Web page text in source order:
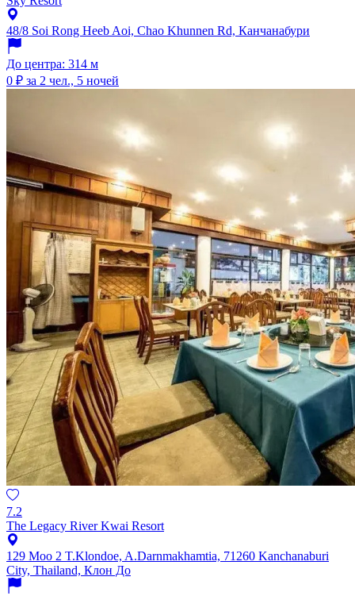
48/8 Soi Rong Heeb Aoi, Chao Khunnen Rd, Канчанабури
До центра: 314 м
0 ₽ за 2 чел., 5 ночей
7.2
The Legacy River Kwai Resort
129 Moo 2 T.Klondoe, A.Darnmakhamtia, 71260 Kanchanaburi
City, Thailand, Клон До